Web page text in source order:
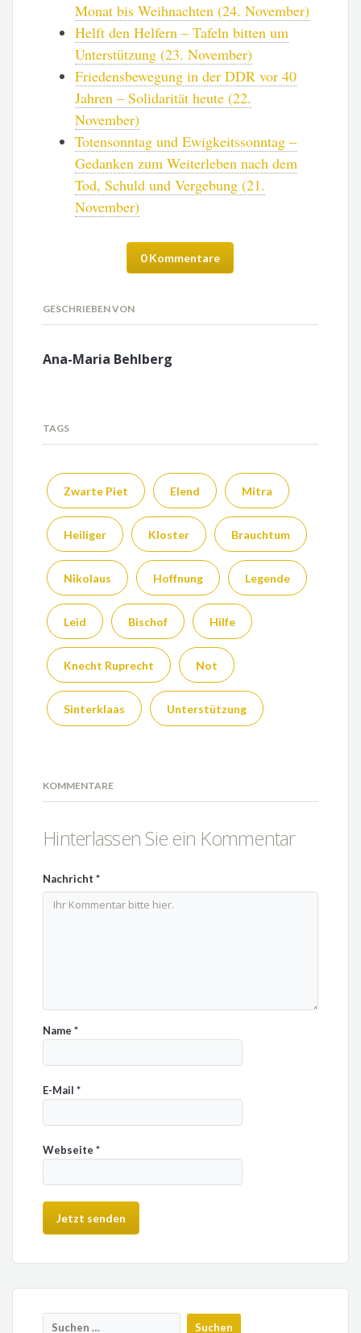
Monat bis Weihnachten (24. November)
Helft den Helfern – Tafeln bitten um
Unterstützung (23. November)
Friedensbewegung in der DDR vor 40
Jahren – Solidarität heute (22.
November)
Totensonntag und Ewigkeitssonntag –
Gedanken zum Weiterleben nach dem
Tod, Schuld und Vergebung (21.
November)
0 Kommentare
GESCHRIEBEN VON
Ana-Maria Behlberg
TAGS
Zwarte Piet Elend Mitra
Heiliger Kloster Brauchtum
Nikolaus Hoffnung Legende
Leid Bischof Hilfe
Knecht Ruprecht Not
Sinterklaas Unterstützung
KOMMENTARE
Hinterlassen Sie ein Kommentar
Nachricht*
Name*
E-Mail*
Webseite*